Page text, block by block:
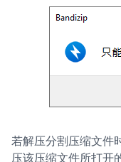
若解压分割压缩文件
压该压缩文件所打开